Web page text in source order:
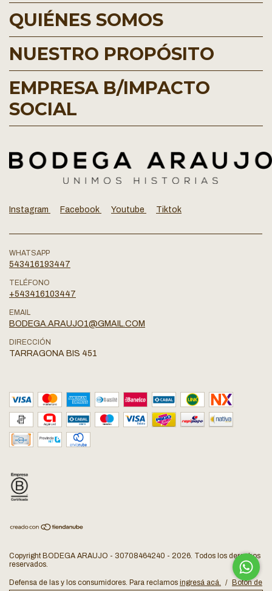
QUIÉNES SOMOS
NUESTRO PROPÓSITO
EMPRESA B/IMPACTO
SOCIAL
Instagram Facebook Youtube Tiktok
WHATSAPP
543416193447
TELÉFONO
+543416103447
EMAIL
BODEGA.ARAUJO1@GMAIL.COM
DIRECCIÓN
TARRAGONA BIS 451
Copyright BODEGA ARAUJO - 30708464240 - 2026. Todos los derechos
reservados.
Defensa de las y los consumidores. Para reclamos ingresá acá. /
Botón de